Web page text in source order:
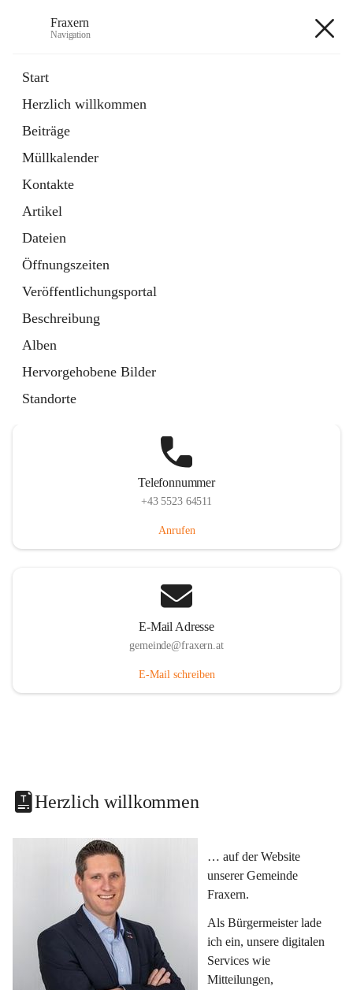
Fraxern
Navigation
Start
Herzlich willkommen
Beiträge
Müllkalender
Kontakte
Artikel
Dateien
Öffnungszeiten
Veröffentlichungsportal
Beschreibung
Alben
Hervorgehobene Bilder
Standorte
Ordner
in
Tab
Formulare
Artikel
öffnet
in
neuem
Tab
Telefonnummer
+43 5523 64511
Anrufen
E-Mail Adresse
gemeinde@fraxern.at
E-Mail schreiben
Herzlich willkommen
… auf der Website
unserer Gemeinde
Fraxern.
Als Bürgermeister lade
ich ein, unsere digitalen
Services wie
Mitteilungen,